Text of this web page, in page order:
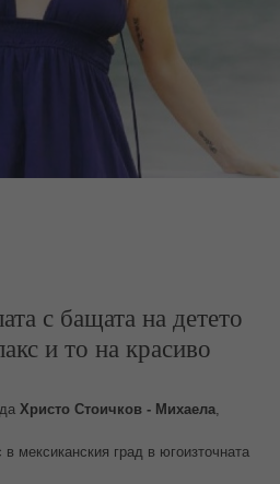
с бащата на детето
и то на красиво
Христо Стоичков - Михаела
мексиканския град в югоизточната